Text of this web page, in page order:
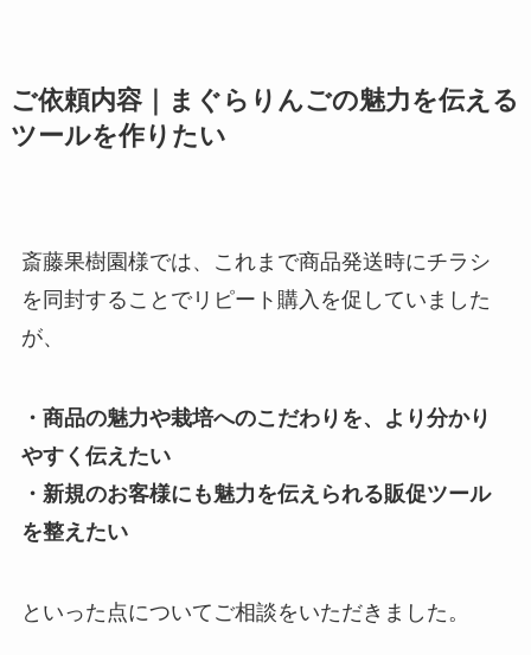
ご依頼内容｜まぐらりんごの魅力を伝える
ツールを作りたい
斎藤果樹園様では、これまで商品発送時にチラシ
を同封することでリピート購入を促していました
が、
・商品の魅力や栽培へのこだわりを、より分かり
やすく伝えたい
・新規のお客様にも魅力を伝えられる販促ツール
を整えたい
といった点についてご相談をいただきました。